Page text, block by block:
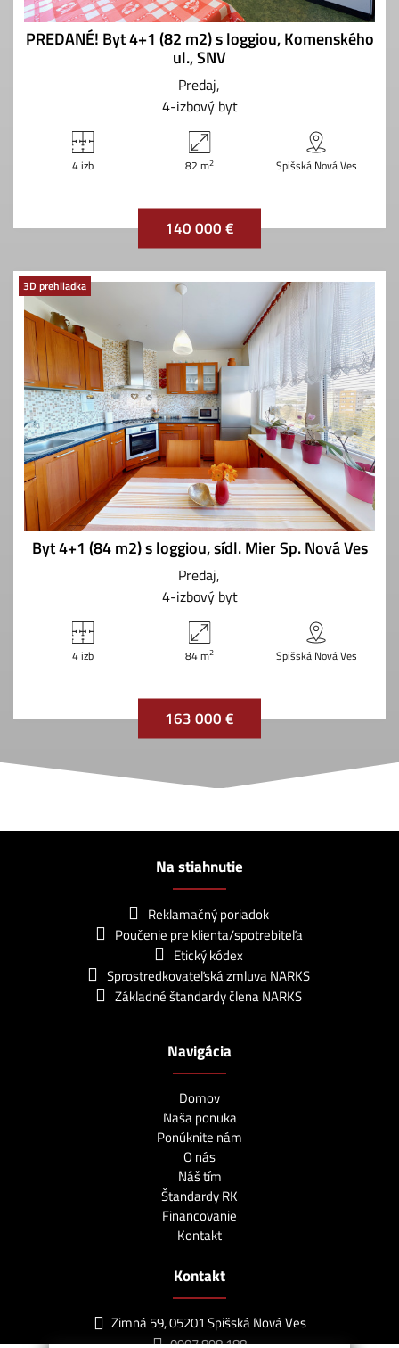
PREDANÉ! Byt 4+1 (82 m2) s loggiou, Komenského
ul., SNV
Predaj
4-izbový byt
4 izb 82 m2 Spišská Nová Ves
140 000 €
3D prehliadka
Byt 4+1 (84 m2) s loggiou, sídl. Mier Sp. Nová Ves
Predaj
4-izbový byt
4 izb 84 m2 Spišská Nová Ves
163 000 €
Na stiahnutie
Reklamačný poriadok
Poučenie pre klienta/spotrebiteľa
Etický kódex
Sprostredkovateľská zmluva NARKS
Základné štandardy člena NARKS
Navigácia
Domov
Naša ponuka
Ponúknite nám
O nás
Náš tím
Štandardy RK
Financovanie
Kontakt
Kontakt
Zimná 59, 05201 Spišská Nová Ves
0907 898 188